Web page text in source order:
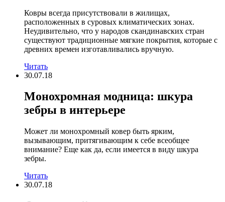
Ковры всегда присутствовали в жилищах,
расположенных в суровых климатических зонах.
Неудивительно, что у народов скандинавских стран
существуют традиционные мягкие покрытия, которые с
древних времен изготавливались вручную.
Читать
30.07.18
Монохромная модница: шкура
зебры в интерьере
Может ли монохромный ковер быть ярким,
вызывающим, притягивающим к себе всеобщее
внимание? Еще как да, если имеется в виду шкура
зебры.
Читать
30.07.18